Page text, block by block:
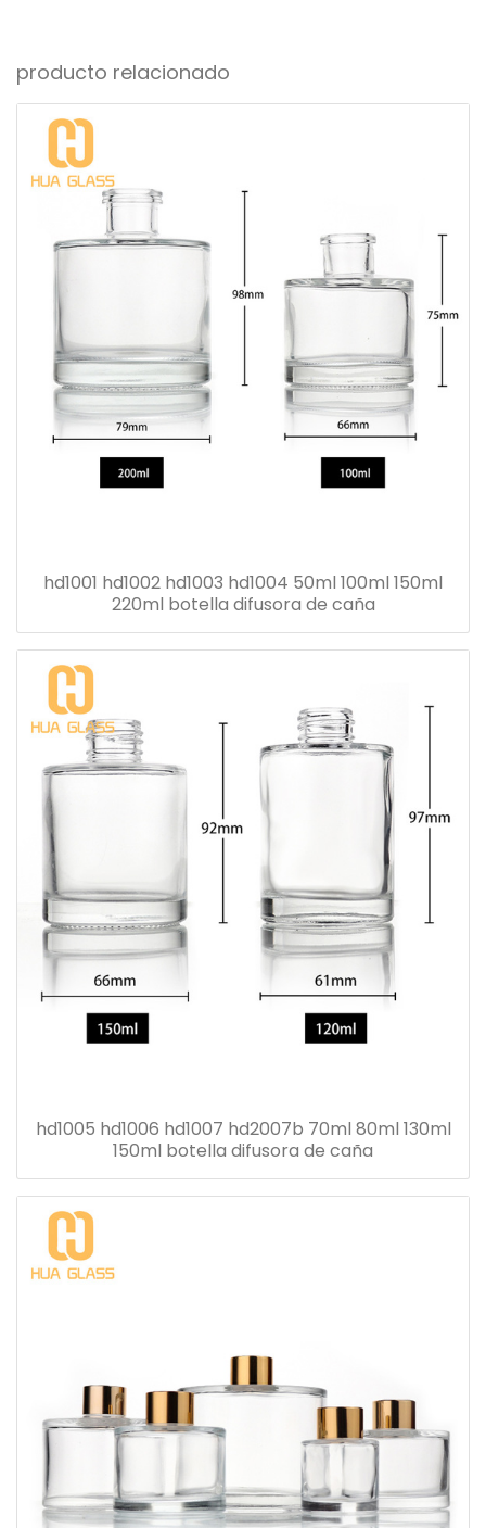
producto relacionado
hd1001 hd1002 hd1003 hd1004 50ml 100ml 150ml
220ml botella difusora de caña
hd1005 hd1006 hd1007 hd2007b 70ml 80ml 130ml
150ml botella difusora de caña